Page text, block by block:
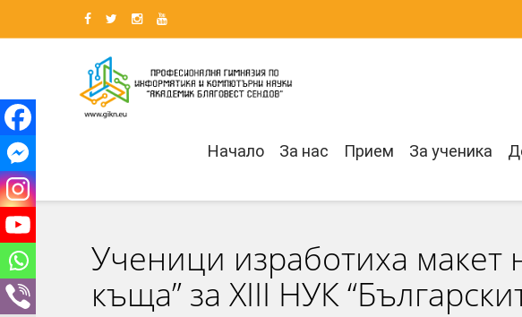
Начало За нас Прием За ученика
Ученици изработиха макет
къща” за XIII НУК